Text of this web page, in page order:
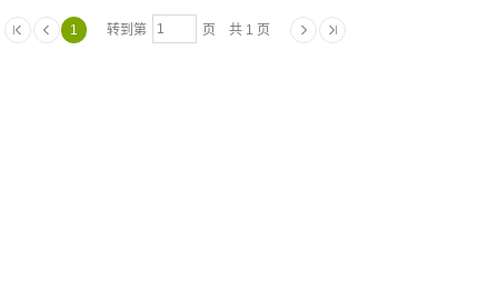
1 转到第 页 共 1 页